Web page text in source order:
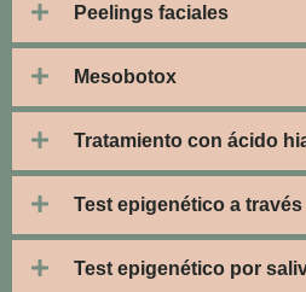
Peelings faciales
Mesobotox
Tratamiento con ácido
Test epigenético a
Test epigenético por